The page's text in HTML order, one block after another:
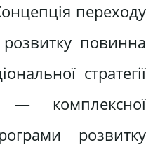
переходу
повинна
стратегії
— комплексної
розвитку